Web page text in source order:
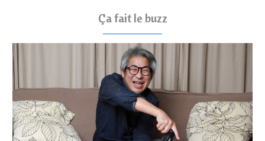
Ça fait le buzz